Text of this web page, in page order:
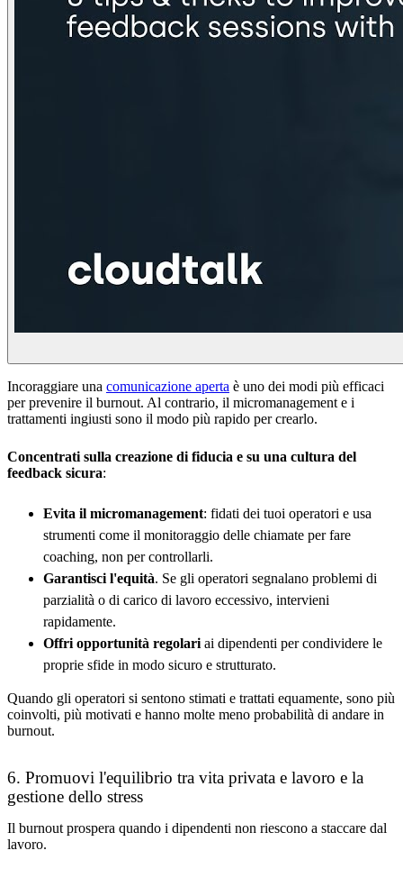
Incoraggiare una comunicazione aperta è uno dei modi più efficaci
per prevenire il burnout. Al contrario, il micromanagement e i
trattamenti ingiusti sono il modo più rapido per crearlo.
Concentrati sulla creazione di fiducia e su una cultura del
feedback sicura:
Evita il micromanagement: fidati dei tuoi operatori e usa
strumenti come il monitoraggio delle chiamate per fare
coaching, non per controllarli.
Garantisci l'equità. Se gli operatori segnalano problemi di
parzialità o di carico di lavoro eccessivo, intervieni
rapidamente.
Offri opportunità regolari ai dipendenti per condividere le
proprie sfide in modo sicuro e strutturato.
Quando gli operatori si sentono stimati e trattati equamente, sono più
coinvolti, più motivati e hanno molte meno probabilità di andare in
burnout.
6. Promuovi l'equilibrio tra vita privata e lavoro e la
gestione dello stress
Il burnout prospera quando i dipendenti non riescono a staccare dal
lavoro.